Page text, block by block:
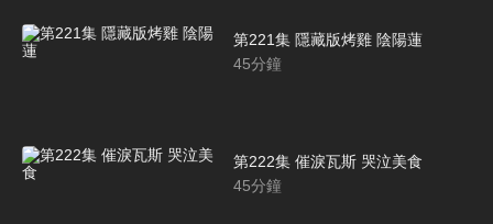
第221集 隱藏版烤雞 陰陽蓮
45分鐘
第222集 催淚瓦斯 哭泣美食
45分鐘